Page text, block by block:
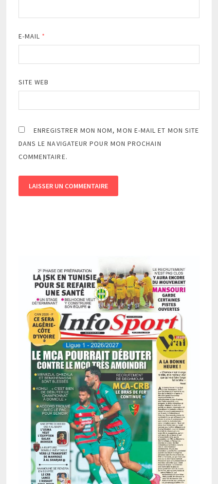
E-MAIL *
SITE WEB
ENREGISTRER MON NOM, MON E-MAIL ET MON SITE
DANS LE NAVIGATEUR POUR MON PROCHAIN
COMMENTAIRE.